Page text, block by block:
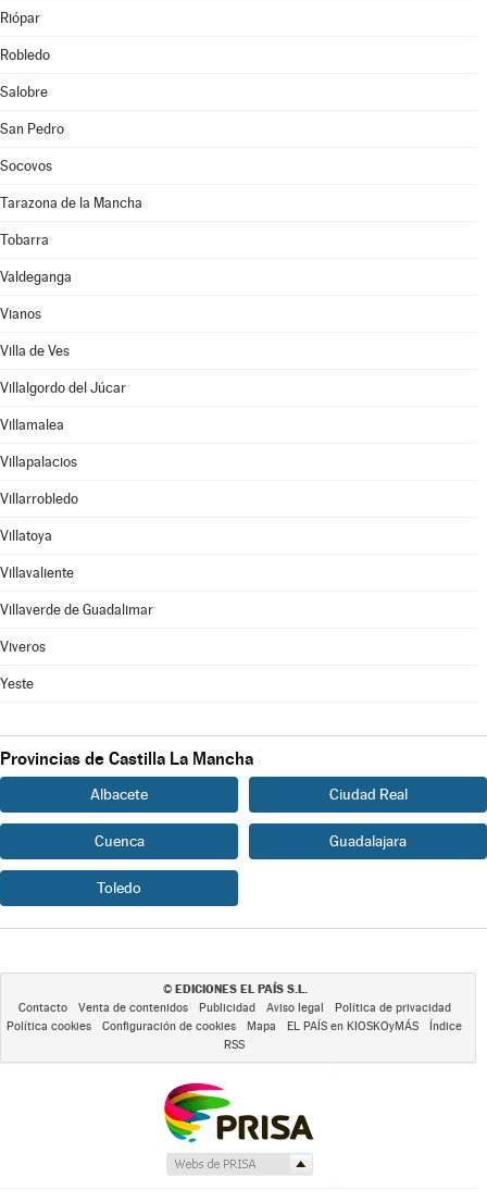
Riópar
Robledo
Salobre
San Pedro
Socovos
Tarazona de la Mancha
Tobarra
Valdeganga
Vianos
Villa de Ves
Villalgordo del Júcar
Villamalea
Villapalacios
Villarrobledo
Villatoya
Villavaliente
Villaverde de Guadalimar
Viveros
Yeste
Provincias de Castilla La Mancha
Albacete Ciudad Real
Cuenca Guadalajara
Toledo
© EDICIONES EL PAÍS S.L.
Contacto Venta de contenidos Publicidad Aviso legal
Política de privacidad
Política cookies
Configuración de cookies Mapa EL PAÍS en KIOSKOyMÁS
Índice
RSS